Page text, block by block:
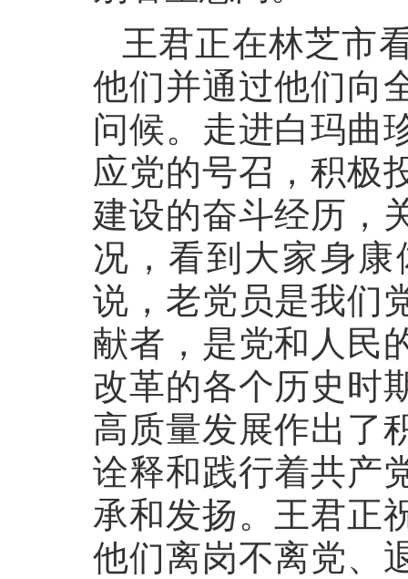
王君正在林芝市
他们并通过他们向
问候。走进白玛曲
应党的号召，积极
建设的奋斗经历，
况，看到大家身
说，老党员是我们
献者，是党和人民
改革的各个历史时
高质量发展作出了
诠释和践行着共产
承和发扬。王君正
他们离岗不离党、